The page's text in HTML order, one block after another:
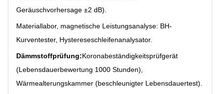
Geräuschvorhersage ±2 dB).
Materiallabor, magnetische Leistungsanalyse: BH-
Kurventester, Hystereseschleifenanalysator.
Dämmstoffprüfung:Koronabeständigkeitsprüfgerät
(Lebensdauerbewertung 1000 Stunden),
Wärmealterungskammer (beschleunigter Lebensdauertest).